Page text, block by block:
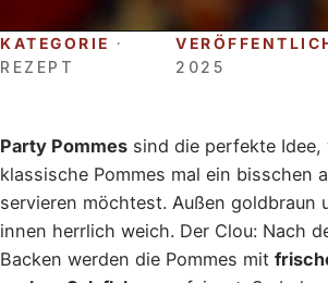
KATEGORIE
·
REZEPT
2025
Party Pommes sind die perfekte Idee,
klassische Pommes mal ein bisschen
servieren möchtest. Außen goldbraun
innen herrlich weich. Der Clou: Nach
Backen werden die Pommes mit